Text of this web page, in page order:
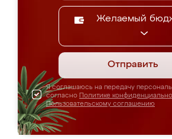
Желаемый
Отправить
Я соглашаюсь на передачу
согласно Политике
Пользовательскому соглашению